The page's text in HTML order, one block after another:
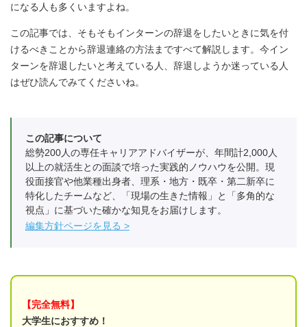
になる人も多くいますよね。
この記事では、そもそもインターンの辞退をしたいときに気を付
けるべきことから辞退連絡の方法まですべて解説します。今イン
ターンを辞退したいと考えている人、辞退しようか迷っている人
はぜひ読んでみてくださいね。
この記事について
総勢200人の専任キャリアアドバイザーが、年間計2,000人
以上の就活生との面談で培った実践的ノウハウを公開。現
役面接官や他業種出身者、理系・地方・既卒・第二新卒に
特化したチームなど、「現場の生きた情報」と「多角的な
視点」に基づいた確かな知見をお届けします。
編集方針ページを見る
【完全無料】
大学生におすすめ！